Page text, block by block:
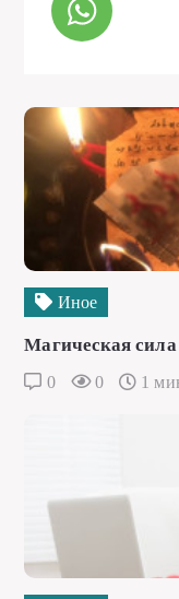
Иное
Магическая сила
0 0 1